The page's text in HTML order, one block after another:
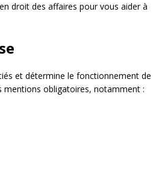
droit des affaires pour vous aider à
et détermine le fonctionnement de
mentions obligatoires, notamment :